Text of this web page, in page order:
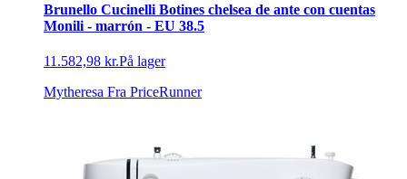
Brunello Cucinelli Botines chelsea de ante con cuentas
Monili - marrón - EU 38.5
11.582,98 kr.På lager
Mytheresa Fra PriceRunner